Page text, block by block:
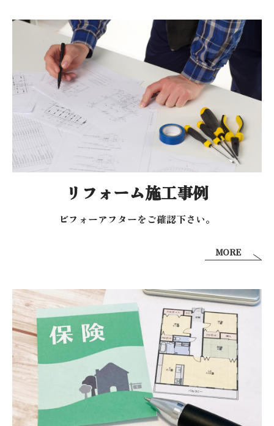
リフォーム施工事例
ビフォーアフターを ご確認下さい。
MORE